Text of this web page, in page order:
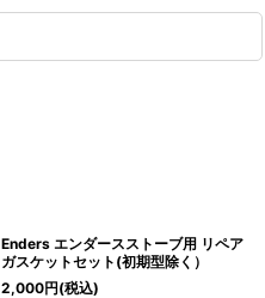
Enders エンダースストーブ用 リペア
ガスケットセット(初期型除く）
2,000円(税込)